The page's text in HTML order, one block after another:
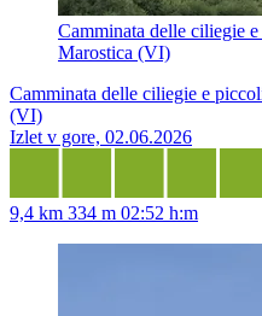
Camminata delle ciliegie
Marostica (VI)
Camminata delle ciliegie e
(VI)
Izlet v gore, 02.06.2026
9,4 km 334 m 02:52 h:m